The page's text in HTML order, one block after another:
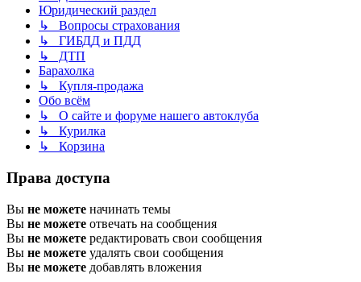
Юридический раздел
↳ Вопросы страхования
↳ ГИБДД и ПДД
↳ ДТП
Барахолка
↳ Купля-продажа
Обо всём
↳ О сайте и форуме нашего автоклуба
↳ Курилка
↳ Корзина
Права доступа
Вы не можете начинать темы
Вы не можете отвечать на сообщения
Вы не можете редактировать свои сообщения
Вы не можете удалять свои сообщения
Вы не можете добавлять вложения